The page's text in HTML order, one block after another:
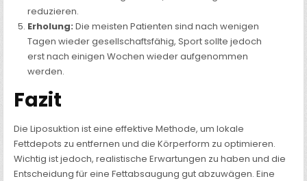
reduzieren.
Erholung: Die meisten Patienten sind nach wenigen
Tagen wieder gesellschaftsfähig, Sport sollte jedoch
erst nach einigen Wochen wieder aufgenommen
werden.
Fazit
Die Liposuktion ist eine effektive Methode, um lokale
Fettdepots zu entfernen und die Körperform zu optimieren.
Wichtig ist jedoch, realistische Erwartungen zu haben und die
Entscheidung für eine Fettabsaugung gut abzuwägen. Eine